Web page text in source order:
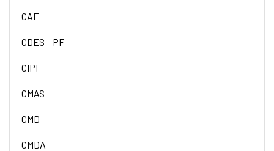
CAE
CDES – PF
CIPF
CMAS
CMD
CMDA